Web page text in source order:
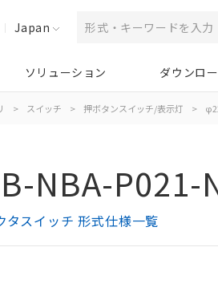
Japan
ソリューション ダウンロ
> スイッチ > 押ボタンスイッチ/表示灯 >
NBA-P021-
スイッチ 形式仕様一覧